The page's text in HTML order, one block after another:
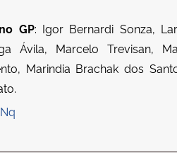
GP: Igor Bernardi Sonza,
Ávila, Marcelo Trevisan,
Marindia Brachak dos